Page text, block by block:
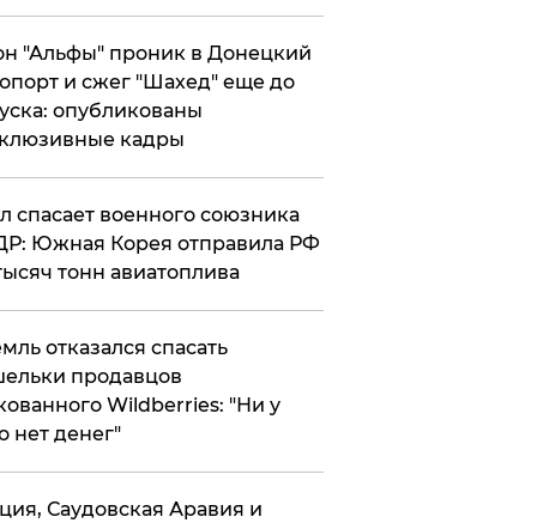
"Альфы" проник в Донецкий
и сжег "Шахед" еще до
опубликованы
кадры
спасает военного союзника
Южная Корея отправила РФ
тонн авиатоплива
отказался спасать
продавцов
Wildberries: "Ни у
нет денег"
Саудовская Аравия и